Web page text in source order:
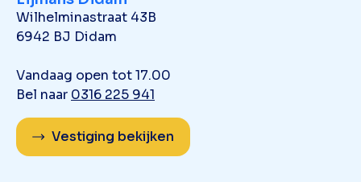
Wilhelminastraat 43B
6942 BJ Didam
Vandaag open tot 17.00
Bel naar 0316 225 941
Vestiging bekijken